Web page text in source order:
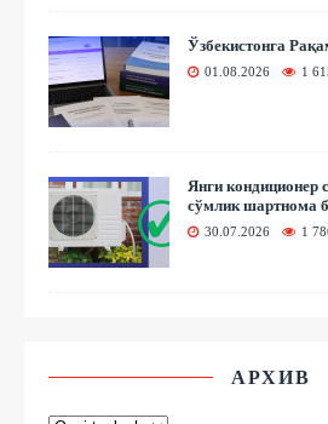
Ўзбекистонга
01.08.2026 1
Янги кондиционер
сўмлик шартнома
30.07.2026 1
АРХИВ